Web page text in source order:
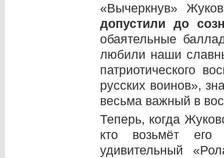
«Вычеркнув»
допустили до
обаятельные
любили наши
патриотического
русских воинов»,
весьма важный в
Теперь, когда
кто возьмёт его
удивительный